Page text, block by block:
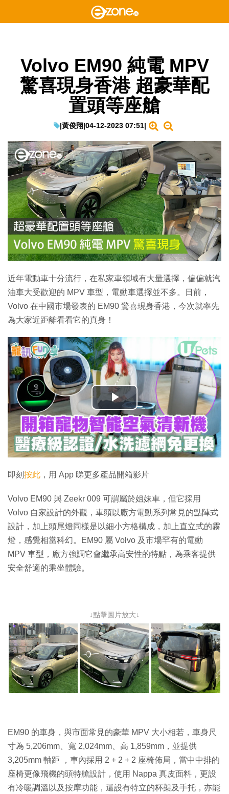
Volvo EM90 純電 MPV
驚喜現身香港 超豪華配
置頭等座艙
|黃俊翔|04-12-2023 07:51|
近年電動車十分流行，在私家車領域有大量選擇，偏偏就汽
油車大受歡迎的 MPV 車型，電動車選擇並不多。日前，
Volvo 在中國市場發表的 EM90 驚喜現身香港，今次就率先
為大家近距離看看它的真身！
播
放
影
片
即刻 按此 ，用 App 睇更多產品開箱影片
Volvo EM90 與 Zeekr 009 可謂屬於姐妹車，但它採用
Volvo 自家設計的外觀，車頭以廠方電動系列常見的點陣式
設計，加上頭尾燈同樣是以細小方格構成，加上直立式的霧
燈，感覺相當科幻。EM90 屬 Volvo 及市場罕有的電動
MPV 車型，廠方強調它會繼承高安性的特點，為乘客提供
安全舒適的乘坐體驗。
↓點擊圖片放大↓
EM90 的車身，與市面常見的豪華 MPV 大小相若，車身尺
寸為 5,206mm、寬 2,024mm、高 1,859mm，並提供
3,205mm 軸距 ，車內採用 2 + 2 + 2 座椅佈局，當中中排的
座椅更像飛機的頭特艙設計，使用 Nappa 真皮面料，更設
有冷暖調溫以及按摩功能，還設有特立的杯架及手托，亦能